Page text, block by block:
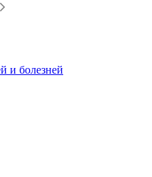
и болезней